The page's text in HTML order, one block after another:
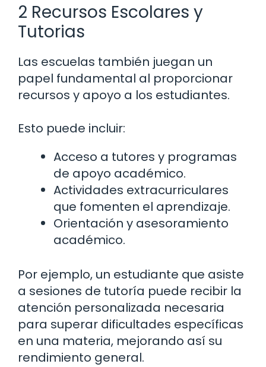
2 Recursos Escolares y
Tutorias
Las escuelas también juegan un
papel fundamental al proporcionar
recursos y apoyo a los estudiantes.
Esto puede incluir:
Acceso a tutores y programas
de apoyo académico.
Actividades extracurriculares
que fomenten el aprendizaje.
Orientación y asesoramiento
académico.
Por ejemplo, un estudiante que asiste
a sesiones de tutoría puede recibir la
atención personalizada necesaria
para superar dificultades específicas
en una materia, mejorando así su
rendimiento general.